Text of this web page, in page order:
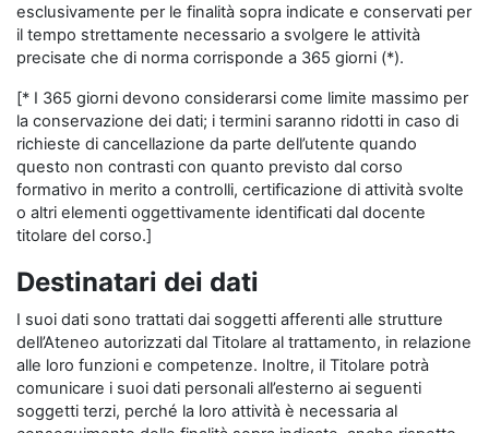
esclusivamente per le finalità sopra indicate e conservati per
il tempo strettamente necessario a svolgere le attività
precisate che di norma corrisponde a 365 giorni (*).
[* I 365 giorni devono considerarsi come limite massimo per
la conservazione dei dati; i termini saranno ridotti in caso di
richieste di cancellazione da parte dell’utente quando
questo non contrasti con quanto previsto dal corso
formativo in merito a controlli, certificazione di attività svolte
o altri elementi oggettivamente identificati dal docente
titolare del corso.]
Destinatari dei dati
I suoi dati sono trattati dai soggetti afferenti alle strutture
dell’Ateneo autorizzati dal Titolare al trattamento, in relazione
alle loro funzioni e competenze. Inoltre, il Titolare potrà
comunicare i suoi dati personali all’esterno ai seguenti
soggetti terzi, perché la loro attività è necessaria al